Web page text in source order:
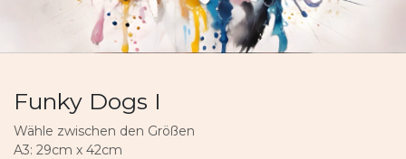
Funky Dogs I
Wähle zwischen den Größen
A3: 29cm x 42cm